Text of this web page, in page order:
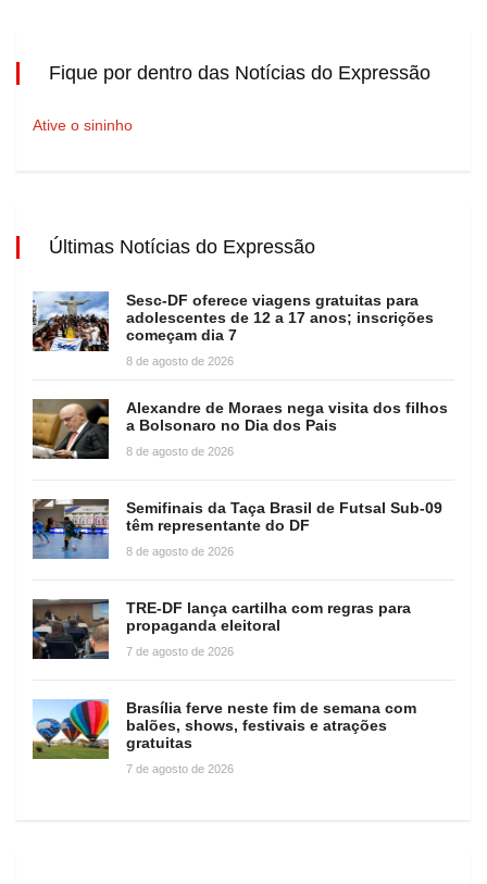
Fique por dentro das Notícias do Expressão
Ative o sininho
Últimas Notícias do Expressão
Sesc-DF oferece viagens gratuitas para
adolescentes de 12 a 17 anos; inscrições
começam dia 7
8 de agosto de 2026
Alexandre de Moraes nega visita dos filhos
a Bolsonaro no Dia dos Pais
8 de agosto de 2026
Semifinais da Taça Brasil de Futsal Sub-09
têm representante do DF
8 de agosto de 2026
TRE-DF lança cartilha com regras para
propaganda eleitoral
7 de agosto de 2026
Brasília ferve neste fim de semana com
balões, shows, festivais e atrações
gratuitas
7 de agosto de 2026